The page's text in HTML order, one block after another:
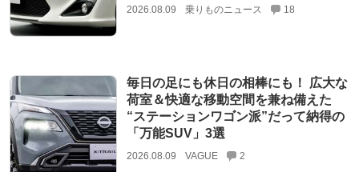
2026.08.09 乗りものニュース 18
毎日の足にも休日の相棒にも！ 広大な
荷室＆快適な移動空間を兼ね備えた
“ステーションワゴン派”だって納得の
「万能SUV」3選
2026.08.09 VAGUE 2